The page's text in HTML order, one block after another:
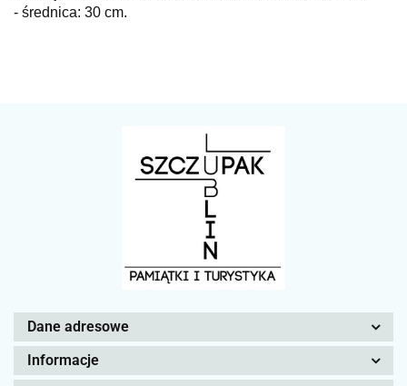
- średnica: 30 cm.
Dane adresowe
Informacje